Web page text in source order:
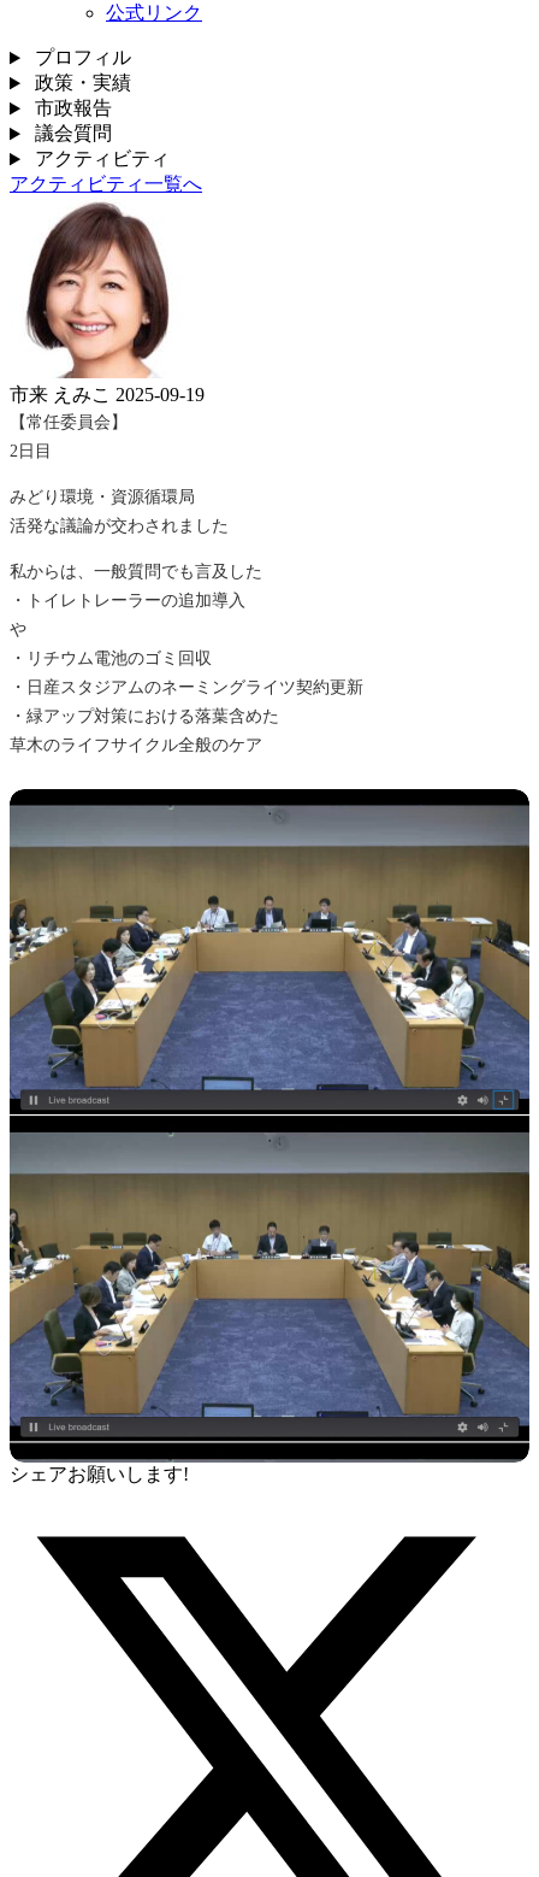
公式リンク
プロフィル
政策・実績
市政報告
議会質問
アクティビティ
アクティビティ一覧へ
市来 えみこ 2025-09-19
【常任委員会】
2日目
みどり環境・資源循環局
活発な議論が交わされました
私からは、一般質問でも言及した
・トイレトレーラーの追加導入
や
・リチウム電池のゴミ回収
・日産スタジアムのネーミングライツ契約更新
・緑アップ対策における落葉含めた
草木のライフサイクル全般のケア
シェアお願いします!